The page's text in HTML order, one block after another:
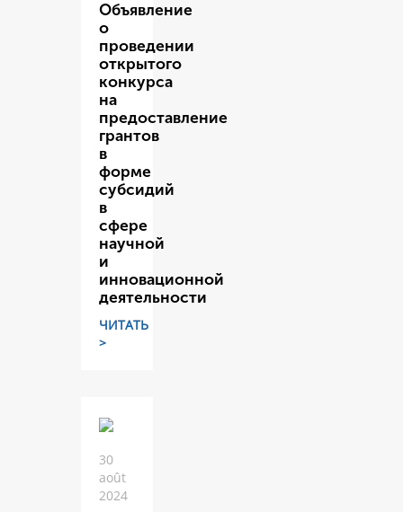
Объявление
о
проведении
открытого
конкурса
на
предоставление
грантов
в
форме
субсидий
в
сфере
научной
и
инновационной
деятельности
ЧИТАТЬ
>
30
août
2024